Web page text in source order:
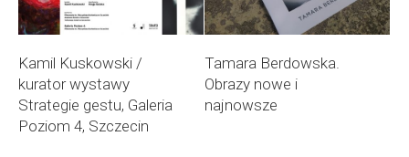
Kamil Kuskowski /
kurator wystawy
Strategie gestu, Galeria
Poziom 4, Szczecin
Tamara Berdowska.
Obrazy nowe i
najnowsze